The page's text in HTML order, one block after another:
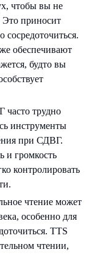
чтобы вы не
Это приносит
обеспечивают
будто вы
трудно
инструменты
при СДВГ.
и громкость
контролировать
чтение может
особенно для
TTS
чтении,